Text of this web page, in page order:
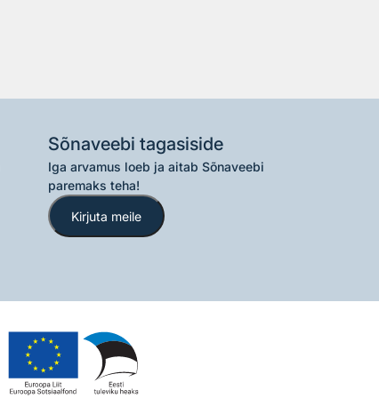
Sõnaveebi tagasiside
Iga arvamus loeb ja aitab Sõnaveebi
paremaks teha!
Kirjuta meile